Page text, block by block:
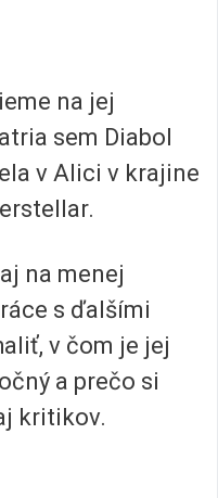
na jej
sem Diabol
v Alici v krajine
na menej
s ďalšími
v čom je jej
a prečo si
kritikov.